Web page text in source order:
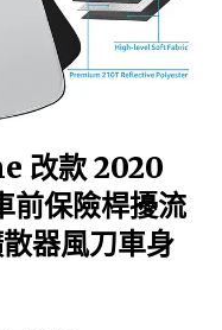
改款 2020
前保險桿擾流
器風刀車身